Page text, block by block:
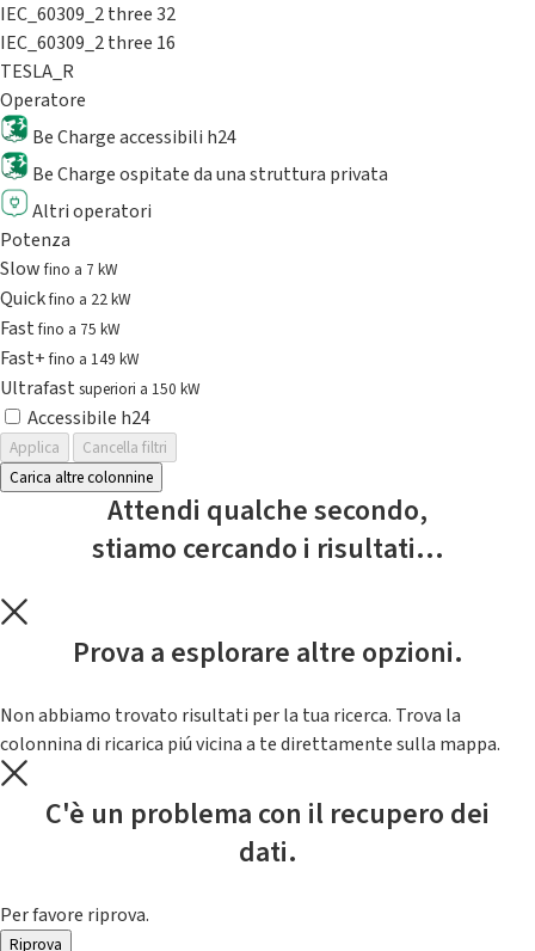
IEC_60309_2 three 32
IEC_60309_2 three 16
TESLA_R
Operatore
Be Charge accessibili h24
Be Charge ospitate da una struttura privata
Altri operatori
Potenza
Slowfino a 7 kW
Quickfino a 22 kW
Fastfino a 75 kW
Fast+fino a 149 kW
Ultrafast superiori a 150 kW
Accessibile h24
Applica
Cancella filtri
Carica altre colonnine
Attendi qualche secondo,
stiamo cercando i risultati...
Prova a esplorare altre opzioni.
Non abbiamo trovato risultati per la tua ricerca. Trova la
colonnina di ricarica piú vicina a te direttamente sulla mappa.
C'è un problema con il recupero dei
dati.
Per favore riprova.
Riprova